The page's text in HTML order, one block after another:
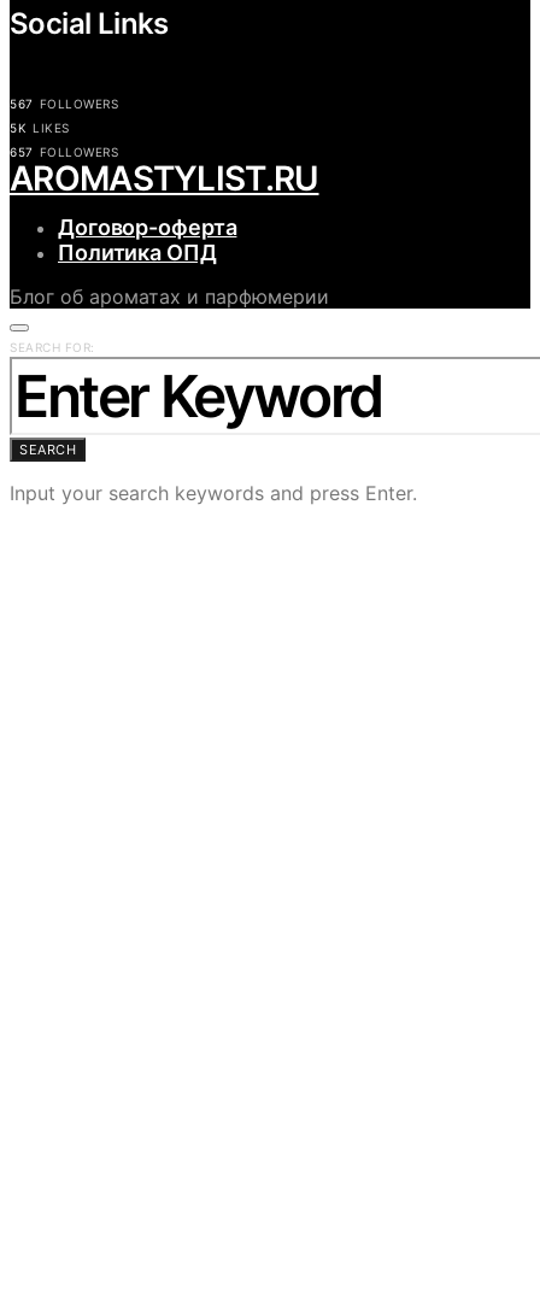
Social Links
567 FOLLOWERS
5K LIKES
657 FOLLOWERS
АROMASTYLIST.RU
Договор-оферта
Политика ОПД
Блог об ароматах и парфюмерии
SEARCH FOR:
SEARCH
Input your search keywords and press Enter.